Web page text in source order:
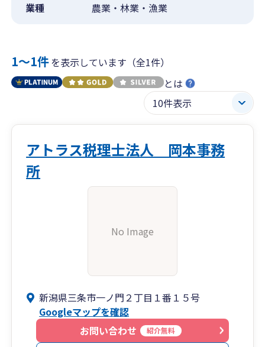
業種
農業・林業・漁業
1〜1件を表示しています（全1件）
とは
アトラス税理士法人 岡本事務
所
No Image
新潟県三条市一ノ門２丁目１番１５号
Googleマップを確認
お問い合わせ
紹介無料